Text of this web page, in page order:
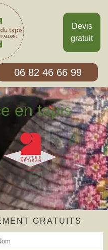
Devis
gratuit
06 82 46 66 99
en tapis
GRATUITS